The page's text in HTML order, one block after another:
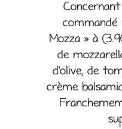
commandé
Mozza » à
de
d’olive, de
crème